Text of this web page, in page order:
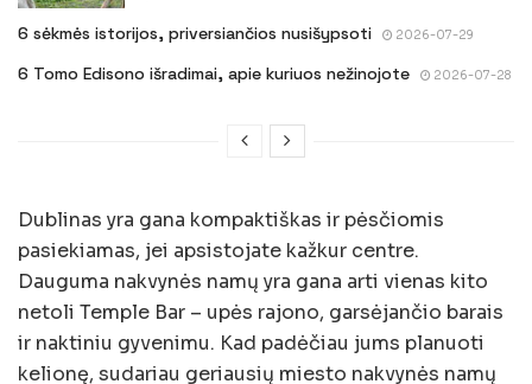
6 sėkmės istorijos, priversiančios nusišypsoti 2026-07-29
6 Tomo Edisono išradimai, apie kuriuos nežinojote 2026-07-28
Dublinas yra gana kompaktiškas ir pėsčiomis
pasiekiamas, jei apsistojate kažkur centre.
Dauguma nakvynės namų yra gana arti vienas kito
netoli Temple Bar – upės rajono, garsėjančio barais
ir naktiniu gyvenimu. Kad padėčiau jums planuoti
kelionę, sudariau geriausių miesto nakvynės namų